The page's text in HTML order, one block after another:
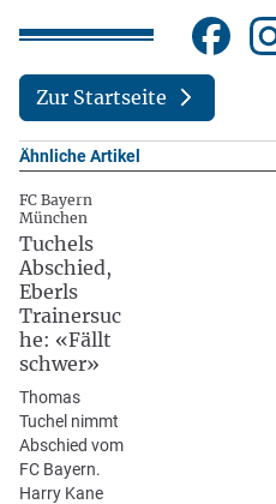
Zur Startseite
Ähnliche Artikel
FC Bayern
München
Tuchels
Abschied,
Eberls
Trainersuc
he: «Fällt
schwer»
Thomas
Tuchel nimmt
Abschied vom
FC Bayern.
Harry Kane